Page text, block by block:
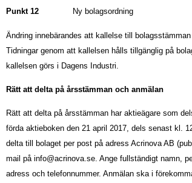
Punkt 12 Ny bolagsordning
Ändring innebärandes att kallelse till
Tidningar genom att kallelsen hålls tillgänglig på
kallelsen görs i Dagens Industri.
Rätt att delta på årsstämman och anmälan
Rätt att delta på årsstämman har aktieägare som
förda aktieboken den 21 april 2017, dels senast kl.
delta till bolaget per post på adress Acrinova AB
mail på info@acrinova.se. Ange fullständigt namn,
adress och telefonnummer. Anmälan ska i